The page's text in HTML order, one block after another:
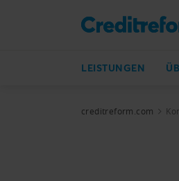
LEISTUNGEN
creditreform.com